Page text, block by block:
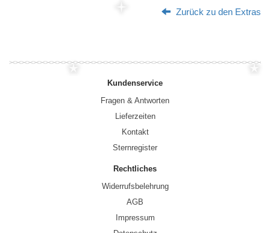
Zurück zu den Extras
Kundenservice
Fragen & Antworten
Lieferzeiten
Kontakt
Sternregister
Rechtliches
Widerrufsbelehrung
AGB
Impressum